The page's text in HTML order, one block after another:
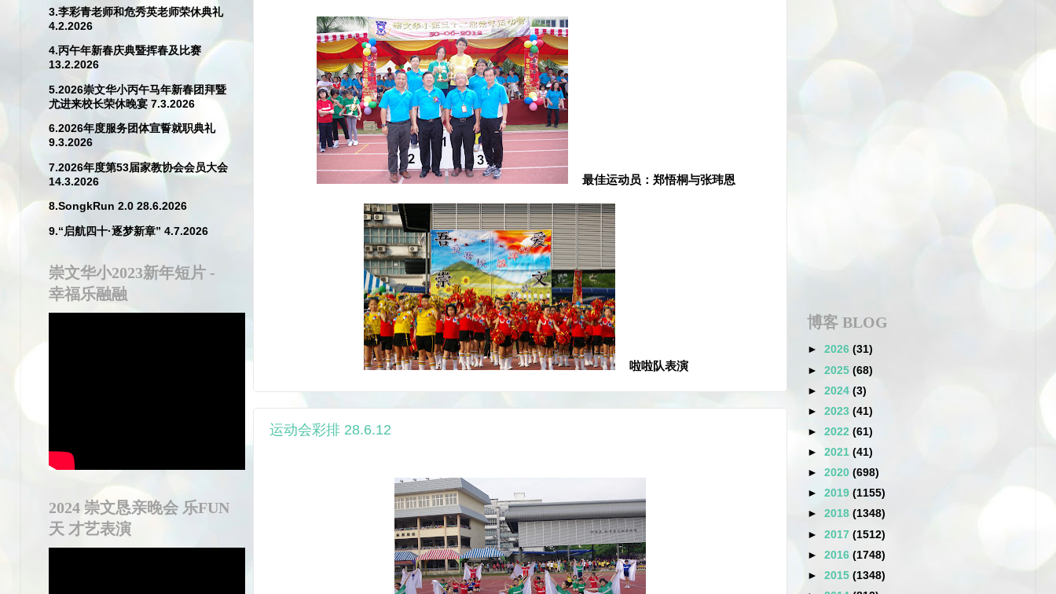
最佳运动员：郑悟桐与张玮恩
啦啦队表演
运动会彩排 28.6.12
3.李彩青老师和危秀英老师荣休典礼
4.2.2026
4.丙午年新春庆典暨挥春及比赛
13.2.2026
5.2026崇文华小丙午马年新春团拜暨
尤进来校长荣休晚宴 7.3.2026
6.2026年度服务团体宣誓就职典礼
9.3.2026
7.2026年度第53届家教协会会员大会
14.3.2026
8.SongkRun 2.0 28.6.2026
9.“启航四十·逐梦新章” 4.7.2026
崇文华小2023新年短片 -
幸福乐融融
2024 崇文恳亲晚会 乐FUN
天 才艺表演
博客 BLOG
► 2026 (31)
► 2025 (68)
► 2024 (3)
► 2023 (41)
► 2022 (61)
► 2021 (41)
► 2020 (698)
► 2019 (1155)
► 2018 (1348)
► 2017 (1512)
► 2016 (1748)
► 2015 (1348)